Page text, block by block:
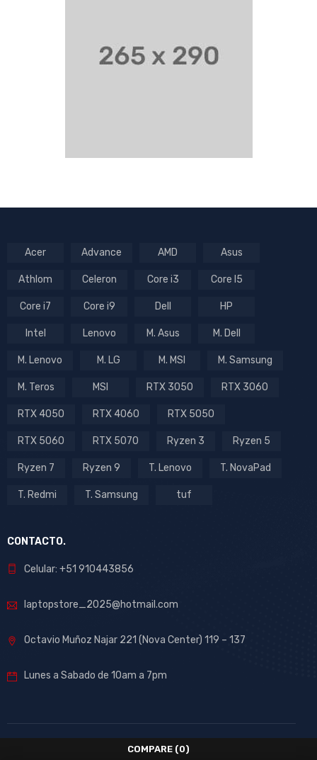
Acer Advance AMD Asus
Athlom Celeron Core i3 Core I5
Core i7 Core i9 Dell HP
Intel Lenovo M. Asus M. Dell
M. Lenovo M. LG M. MSI M. Samsung
M. Teros MSI RTX 3050 RTX 3060
RTX 4050 RTX 4060 RTX 5050
RTX 5060 RTX 5070 Ryzen 3 Ryzen 5
Ryzen 7 Ryzen 9 T. Lenovo T. NovaPad
T. Redmi T. Samsung tuf
CONTACTO.
Celular: +51 910443856
laptopstore_2025@hotmail.com
Octavio Muñoz Najar 221 (Nova Center) 119 – 137
Lunes a Sabado de 10am a 7pm
COMPARE (0)